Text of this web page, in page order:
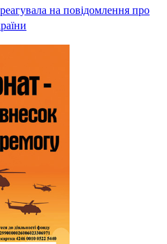
на повідомлення про